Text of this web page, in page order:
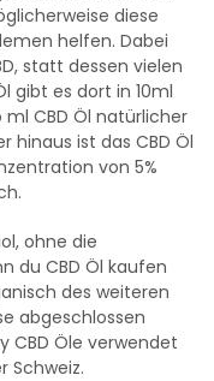
diese
helfen. Dabei
statt dessen vielen
gibt es dort in 10ml
CBD Öl natürlicher
hinaus ist das CBD Öl
von 5%
ohne die
du CBD Öl kaufen
des weiteren
abgeschlossen
CBD Öle verwendet
Schweiz.